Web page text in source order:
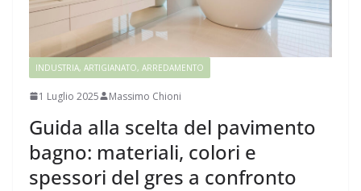
INDUSTRIA, ARTIGIANATO, ARREDAMENTO
1 Luglio 2025 Massimo Chioni
Guida alla scelta del pavimento
bagno: materiali, colori e
spessori del gres a confronto